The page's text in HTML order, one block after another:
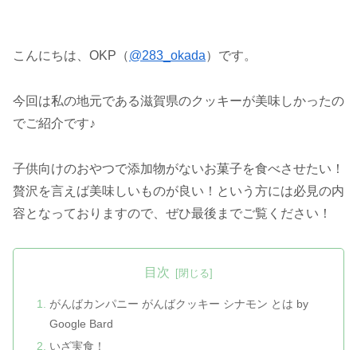
こんにちは、OKP（@283_okada）です。
今回は私の地元である滋賀県のクッキーが美味しかったの
でご紹介です♪
子供向けのおやつで添加物がないお菓子を食べさせたい！
贅沢を言えば美味しいものが良い！という方には必見の内
容となっておりますので、ぜひ最後までご覧ください！
目次
がんばカンパニー がんばクッキー シナモン とは by
Google Bard
いざ実食！